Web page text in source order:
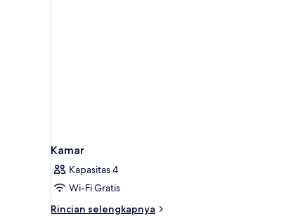
Kamar
Kapasitas 4
Wi-Fi Gratis
Rincian selengkapnya
Rincian